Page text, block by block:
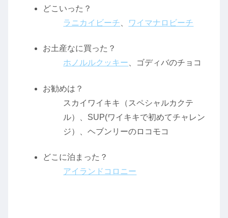
どこいった？
ラニカイビーチ
ワイマナロビーチ
お土産なに買った？
ホノルルクッキー 、ゴディバのチョコ
お勧めは？
スカイワイキキ（スペシャルカクテ
ル）、SUP(ワイキキで初めてチャレン
ジ）、ヘブンリーのロコモコ
どこに泊まった？
アイランドコロニー